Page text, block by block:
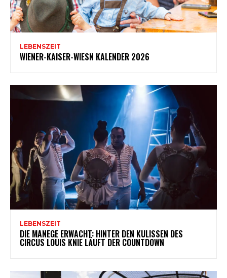
LEBENSZEIT
WIENER-KAISER-WIESN KALENDER 2026
LEBENSZEIT
DIE MANEGE ERWACHT: HINTER DEN KULISSEN DES
CIRCUS LOUIS KNIE LÄUFT DER COUNTDOWN